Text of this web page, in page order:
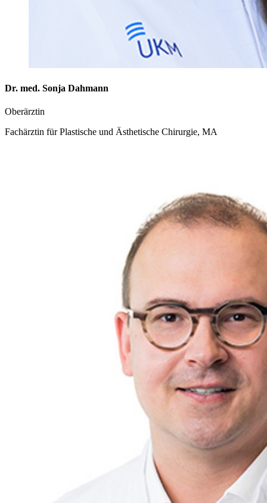
Dr. med. Sonja Dahmann
Oberärztin
Fachärztin für Plastische und Ästhetische Chirurgie, MA